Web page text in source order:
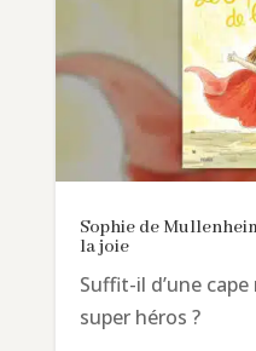
Sophie de
la joie
Suffit-il d’une
super héros ?